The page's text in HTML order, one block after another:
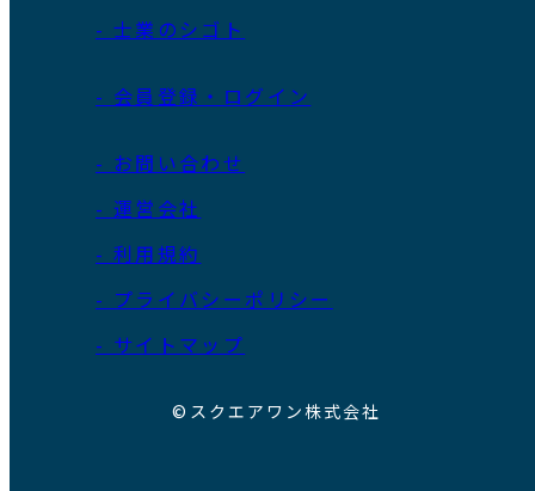
- 士業のシゴト
- 会員登録・ログイン
- お問い合わせ
- 運営会社
- 利用規約
- プライバシーポリシー
- サイトマップ
©スクエアワン株式会社